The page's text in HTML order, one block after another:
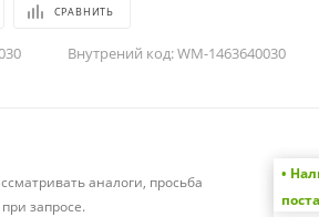
СРАВНИТЬ
Внутрений код:WM-1463640030
аналоги, просьба
запросе.
•